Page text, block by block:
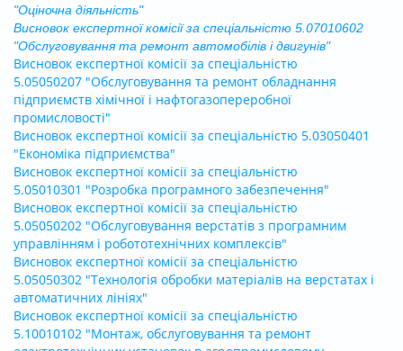
"Оціночна діяльність"
Висновок експертної комісії за спеціальністю 5.07010602
"Обслуговування та ремонт автомобілів і двигунів"
Висновок експертної комісії за спеціальністю
5.05050207 "Обслуговування та ремонт обладнання
підприємств хімічної і нафтогазопереробної
промисловості"
Висновок експертної комісії за спеціальністю 5.03050401
"Економіка підприємства"
Висновок експертної комісії за спеціальністю
5.05010301 "Розробка програмного забезпечення"
Висновок експертної комісії за спеціальністю
5.05050202 "Обслуговування верстатів з програмним
управлінням і робототехнічних комплексів"
Висновок експертної комісії за спеціальністю
5.05050302 "Технологія обробки матеріалів на верстатах і
автоматичних лініях"
Висновок експертної комісії за спеціальністю
5.10010102 "Монтаж, обслуговування та ремонт